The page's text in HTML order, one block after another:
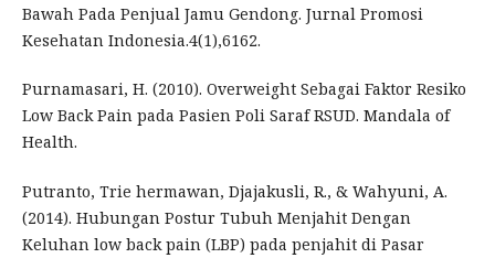
Bawah Pada Penjual Jamu Gendong. Jurnal Promosi
Kesehatan Indonesia.4(1),6162.
Purnamasari, H. (2010). Overweight Sebagai Faktor Resiko
Low Back Pain pada Pasien Poli Saraf RSUD. Mandala of
Health.
Putranto, Trie hermawan, Djajakusli, R., & Wahyuni, A.
(2014). Hubungan Postur Tubuh Menjahit Dengan
Keluhan low back pain (LBP) pada penjahit di Pasar